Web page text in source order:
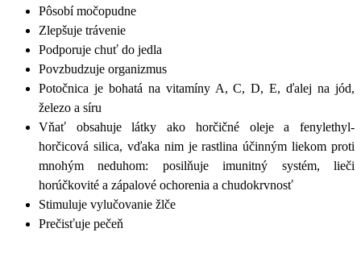
Pôsobí močopudne
Zlepšuje trávenie
Podporuje chuť do jedla
Povzbudzuje organizmus
Potočnica je bohatá na vitamíny A, C, D, E, ďalej na jód,
železo a síru
Vňať obsahuje látky ako horčičné oleje a fenylethyl-
horčicová silica, vďaka nim je rastlina účinným liekom proti
mnohým neduhom: posilňuje imunitný systém, lieči
horúčkovité a zápalové ochorenia a chudokrvnosť
Stimuluje vylučovanie žlče
Prečisťuje pečeň